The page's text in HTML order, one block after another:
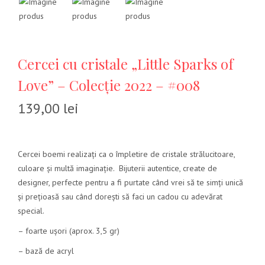
Cercei cu cristale „Little Sparks of
Love” – Colecție 2022 – #008
139,00 lei
Cercei boemi realizați ca o împletire de cristale strălucitoare,
culoare și multă imaginație. Bijuterii autentice, create de
designer, perfecte pentru a fi purtate când vrei să te simți unică
și prețioasă sau când dorești să faci un cadou cu adevărat
special.
– foarte ușori (aprox. 3,5 gr)
– bază de acryl